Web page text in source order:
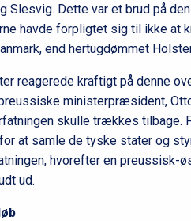
Slesvig. Dette var et brud på
havde forpligtet sig til ikke
end hertugdømmet
reagerede kraftigt på denne
ministerpræsident,
skulle trækkes tilbage.
at samle de tyske stater og
hvorefter en preussisk-
ud.